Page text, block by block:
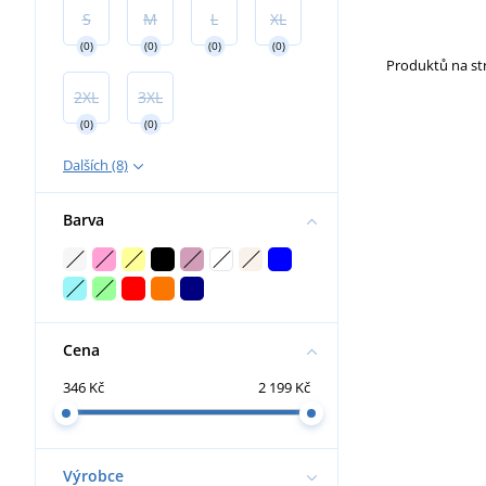
S
(0)
M
(0)
L
(0)
XL
(0)
2XL
(0)
3XL
(0)
Dalších (8)
Barva
Cena
346 Kč 2 199 Kč
Výrobce
Produktů na